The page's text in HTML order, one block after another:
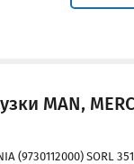
MAN,
(9730112000) SORL